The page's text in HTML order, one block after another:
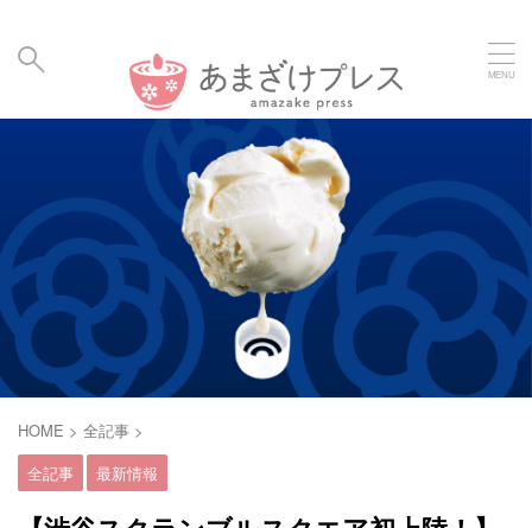
HOME > 全記事 >
全記事
最新情報